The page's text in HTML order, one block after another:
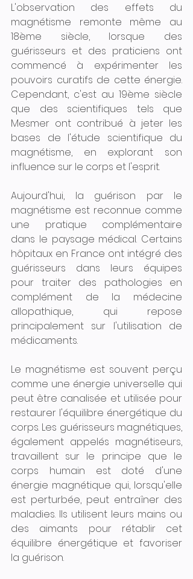
L'observation des effets du
magnétisme remonte même au
18ème siècle, lorsque des
guérisseurs et des praticiens ont
commencé à expérimenter les
pouvoirs curatifs de cette énergie.
Cependant, c'est au 19ème siècle
que des scientifiques tels que
Mesmer ont contribué à jeter les
bases de l'étude scientifique du
magnétisme, en explorant son
influence sur le corps et l'esprit.
Aujourd'hui, la guérison par le
magnétisme est reconnue comme
une pratique complémentaire
dans le paysage médical. Certains
hôpitaux en France ont intégré des
guérisseurs dans leurs équipes
pour traiter des pathologies en
complément de la médecine
allopathique, qui repose
principalement sur l'utilisation de
médicaments.
Le magnétisme est souvent perçu
comme une énergie universelle qui
peut être canalisée et utilisée pour
restaurer l'équilibre énergétique du
corps. Les guérisseurs magnétiques,
également appelés magnétiseurs,
travaillent sur le principe que le
corps humain est doté d'une
énergie magnétique qui, lorsqu'elle
est perturbée, peut entraîner des
maladies. Ils utilisent leurs mains ou
des aimants pour rétablir cet
équilibre énergétique et favoriser
la guérison.